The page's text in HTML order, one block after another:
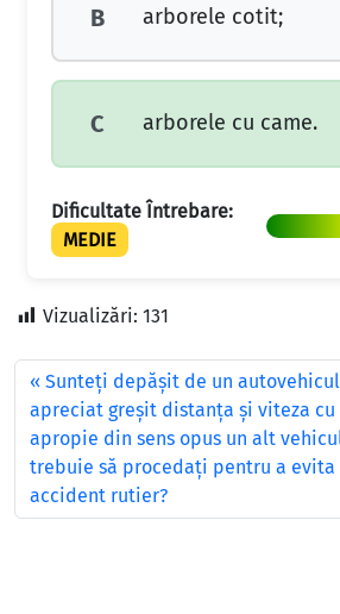
B arborele cotit;
C arborele cu came.
Dificultate Întrebare:
MEDIE
Vizualizări: 131
Sunteţi depăşit de un
apreciat greşit distanţa şi viteza cu
apropie din sens opus un alt
trebuie să procedaţi pentru a evita
accident rutier?